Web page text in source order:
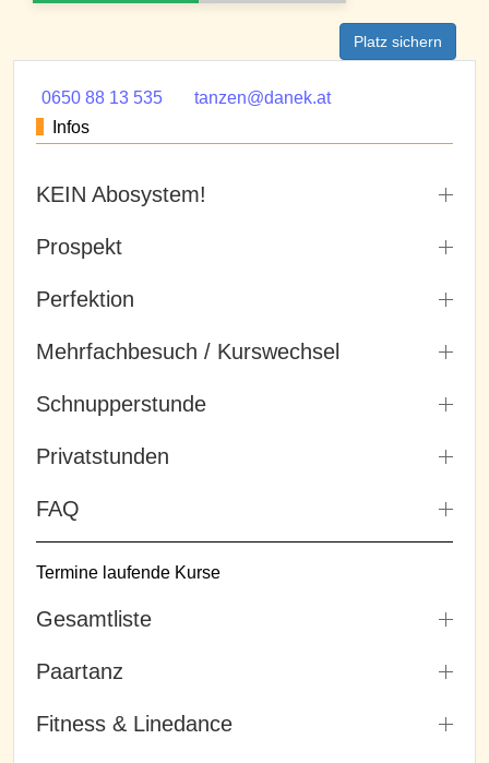
Platz sichern
0650 88 13 535
tanzen@danek.at
Infos
KEIN Abosystem!
Prospekt
Perfektion
Mehrfachbesuch / Kurswechsel
Schnupperstunde
Privatstunden
FAQ
Termine laufende Kurse
Gesamtliste
Paartanz
Fitness & Linedance